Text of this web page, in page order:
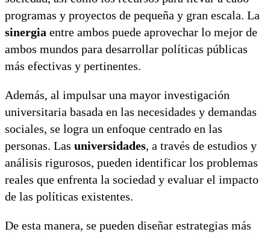
programas y proyectos de pequeña y gran escala. La
sinergia entre ambos puede aprovechar lo mejor de
ambos mundos para desarrollar políticas públicas
más efectivas y pertinentes.
Además, al impulsar una mayor investigación
universitaria basada en las necesidades y demandas
sociales, se logra un enfoque centrado en las
personas. Las universidades, a través de estudios y
análisis rigurosos, pueden identificar los problemas
reales que enfrenta la sociedad y evaluar el impacto
de las políticas existentes.
De esta manera, se pueden diseñar estrategias más